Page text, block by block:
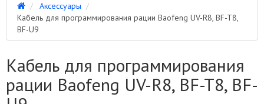
Аксессуары
Кабель для программирования рации Baofeng UV-R8, BF-T8,
BF-U9
Кабель для программирования
рации Baofeng UV-R8, BF-T8, BF-